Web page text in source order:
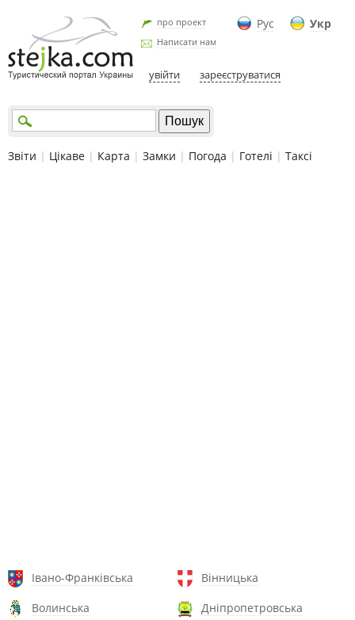
Рус Укр
про проект
Написати нам
увійти зареєструватися
Звіти | Цікаве | Карта | Замки | Погода | Готелі | Таксі
Івано-Франківська
Вінницька
Волинська
Дніпропетровська